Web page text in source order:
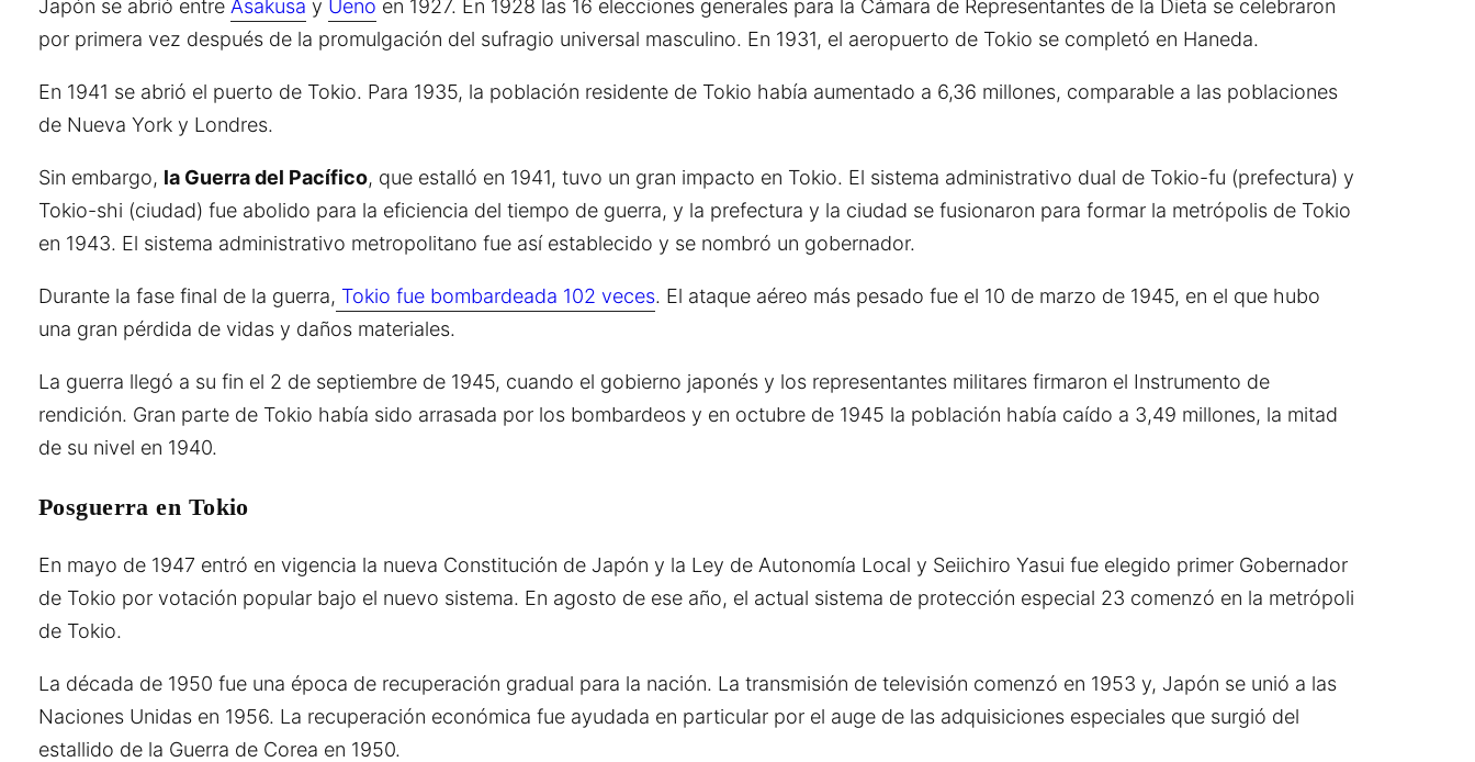
Japón se abrió entre Asakusa y Ueno en 1927. En 1928 las 16 elecciones generales para la Cámara de Representantes de la Dieta se celebraron
por primera vez después de la promulgación del sufragio universal masculino. En 1931, el aeropuerto de Tokio se completó en Haneda.
En 1941 se abrió el puerto de Tokio. Para 1935, la población residente de Tokio había aumentado a 6,36 millones, comparable a las poblaciones
de Nueva York y Londres.
Sin embargo, la Guerra del Pacífico, que estalló en 1941, tuvo un gran impacto en Tokio. El sistema administrativo dual de Tokio-fu (prefectura) y
Tokio-shi (ciudad) fue abolido para la eficiencia del tiempo de guerra, y la prefectura y la ciudad se fusionaron para formar la metrópolis de Tokio
en 1943. El sistema administrativo metropolitano fue así establecido y se nombró un gobernador.
Durante la fase final de la guerra, Tokio fue bombardeada 102 veces. El ataque aéreo más pesado fue el 10 de marzo de 1945, en el que hubo
una gran pérdida de vidas y daños materiales.
La guerra llegó a su fin el 2 de septiembre de 1945, cuando el gobierno japonés y los representantes militares firmaron el Instrumento de
rendición. Gran parte de Tokio había sido arrasada por los bombardeos y en octubre de 1945 la población había caído a 3,49 millones, la mitad
de su nivel en 1940.
Posguerra en Tokio
En mayo de 1947 entró en vigencia la nueva Constitución de Japón y la Ley de Autonomía Local y Seiichiro Yasui fue elegido primer Gobernador
de Tokio por votación popular bajo el nuevo sistema. En agosto de ese año, el actual sistema de protección especial 23 comenzó en la metrópoli
de Tokio.
La década de 1950 fue una época de recuperación gradual para la nación. La transmisión de televisión comenzó en 1953 y, Japón se unió a las
Naciones Unidas en 1956. La recuperación económica fue ayudada en particular por el auge de las adquisiciones especiales que surgió del
estallido de la Guerra de Corea en 1950.